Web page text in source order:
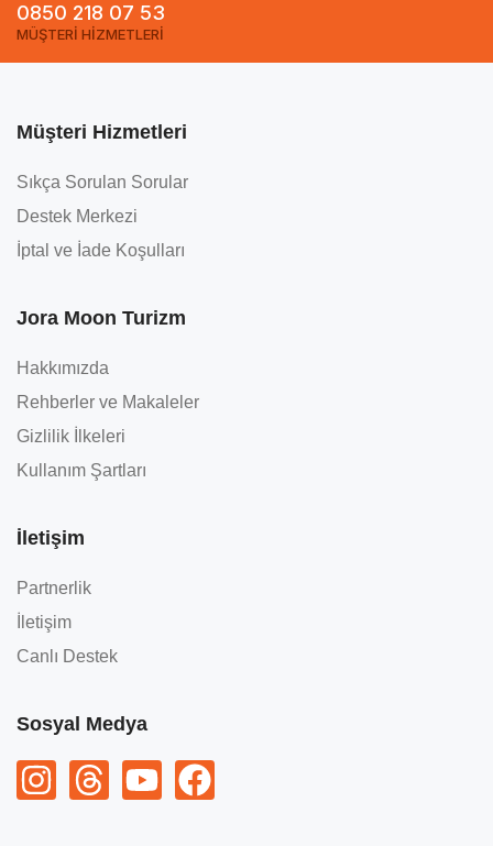
0850 218 07 53
MÜŞTERİ HİZMETLERİ
Müşteri Hizmetleri
Sıkça Sorulan Sorular
Destek Merkezi
İptal ve İade Koşulları
Jora Moon Turizm
Hakkımızda
Rehberler ve Makaleler
Gizlilik İlkeleri
Kullanım Şartları
İletişim
Partnerlik
İletişim
Canlı Destek
Sosyal Medya